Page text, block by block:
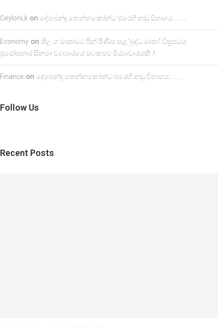
CeylonLk on දේශබන්දු තෙන්නකෝන්ට එරෙහි නඩු විභාගය……….
Economy on තිලංග මාතාවට පින් පිණිස සෑදූ ‘බුද්ධ මාතා’ චිත්‍රපටය
පූජෝපහාර සිනමා ව්‍යාපාරයේ සටකපට මිථ්‍යාචාරයකි..!
Finance on දේශබන්දු තෙන්නකෝන්ට එරෙහි නඩු විභාගය……….
Follow Us
Recent Posts